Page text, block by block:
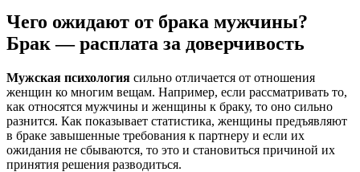
Чего ожидают от брака мужчины?
Брак — расплата за доверчивость
Мужская психология сильно отличается от отношения
женщин ко многим вещам. Например, если рассматривать то,
как относятся мужчины и женщины к браку, то оно сильно
разнится. Как показывает статистика, женщины предъявляют
в браке завышенные требования к партнеру и если их
ожидания не сбываются, то это и становиться причиной их
принятия решения разводиться.